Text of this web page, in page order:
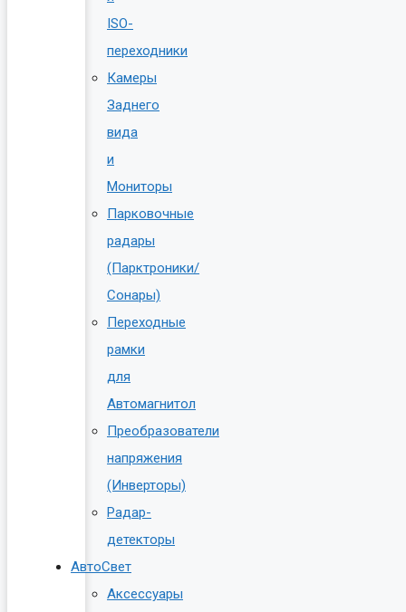
ISO-
переходники
Камеры
Заднего
вида
и
Мониторы
Парковочные
радары
(Парктроники/
Сонары)
Переходные
рамки
для
Автомагнитол
Преобразователи
напряжения
(Инверторы)
Радар-
детекторы
АвтоСвет
Аксессуары